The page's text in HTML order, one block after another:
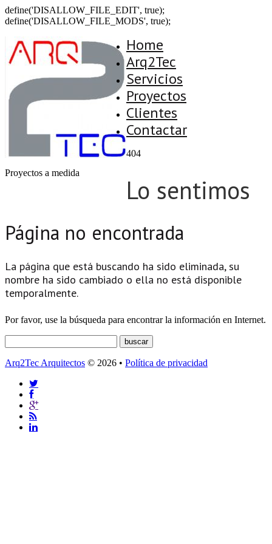
define('DISALLOW_FILE_EDIT', true);
define('DISALLOW_FILE_MODS', true);
Proyectos a medida
Home
Arq2Tec
Servicios
Proyectos
Clientes
Contactar
404
Lo sentimos
Página no encontrada
La página que está buscando ha sido eliminada, su
nombre ha sido cambiado o ella no está disponible
temporalmente.
Por favor, use la búsqueda para encontrar la información en Internet.
Arq2Tec Arquitectos © 2026 • Política de privacidad